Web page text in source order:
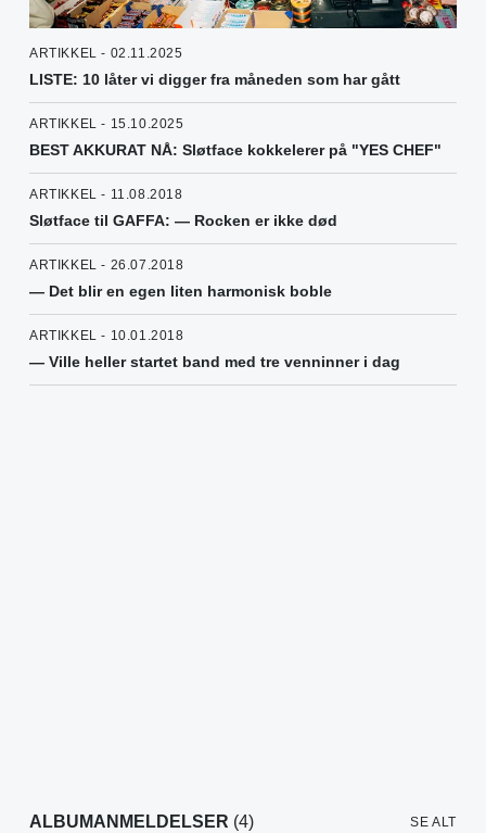
ARTIKKEL - 02.11.2025
LISTE: 10 låter vi digger fra måneden som har gått
ARTIKKEL - 15.10.2025
BEST AKKURAT NÅ: Sløtface kokkelerer på "YES CHEF"
ARTIKKEL - 11.08.2018
Sløtface til GAFFA: — Rocken er ikke død
ARTIKKEL - 26.07.2018
— Det blir en egen liten harmonisk boble
ARTIKKEL - 10.01.2018
— Ville heller startet band med tre venninner i dag
ALBUMANMELDELSER (4) SE ALT